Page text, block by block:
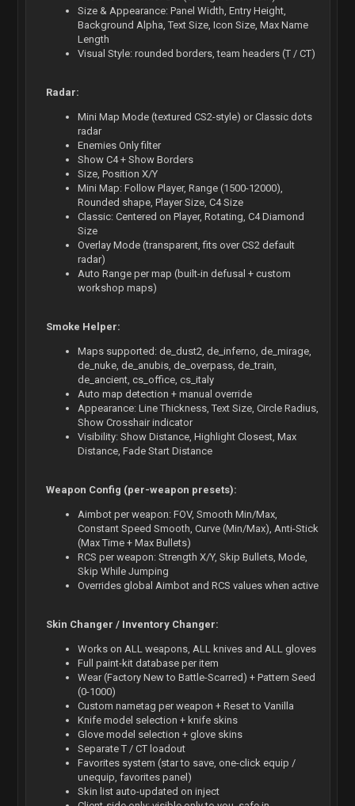
Size & Appearance: Panel Width, Entry Height,
Background Alpha, Text Size, Icon Size, Max Name
Length
Visual Style: rounded borders, team headers (T / CT)
Radar:
Mini Map Mode (textured CS2-style) or Classic dots
radar
Enemies Only filter
Show C4 + Show Borders
Size, Position X/Y
Mini Map: Follow Player, Range (1500-12000),
Rounded shape, Player Size, C4 Size
Classic: Centered on Player, Rotating, C4 Diamond
Size
Overlay Mode (transparent, fits over CS2 default
radar)
Auto Range per map (built-in defusal + custom
workshop maps)
Smoke Helper:
Maps supported: de_dust2, de_inferno, de_mirage,
de_nuke, de_anubis, de_overpass, de_train,
de_ancient, cs_office, cs_italy
Auto map detection + manual override
Appearance: Line Thickness, Text Size, Circle Radius,
Show Crosshair indicator
Visibility: Show Distance, Highlight Closest, Max
Distance, Fade Start Distance
Weapon Config (per-weapon presets):
Aimbot per weapon: FOV, Smooth Min/Max,
Constant Speed Smooth, Curve (Min/Max), Anti-Stick
(Max Time + Max Bullets)
RCS per weapon: Strength X/Y, Skip Bullets, Mode,
Skip While Jumping
Overrides global Aimbot and RCS values when active
Skin Changer / Inventory Changer:
Works on ALL weapons, ALL knives and ALL gloves
Full paint-kit database per item
Wear (Factory New to Battle-Scarred) + Pattern Seed
(0-1000)
Custom nametag per weapon + Reset to Vanilla
Knife model selection + knife skins
Glove model selection + glove skins
Separate T / CT loadout
Favorites system (star to save, one-click equip /
unequip, favorites panel)
Skin list auto-updated on inject